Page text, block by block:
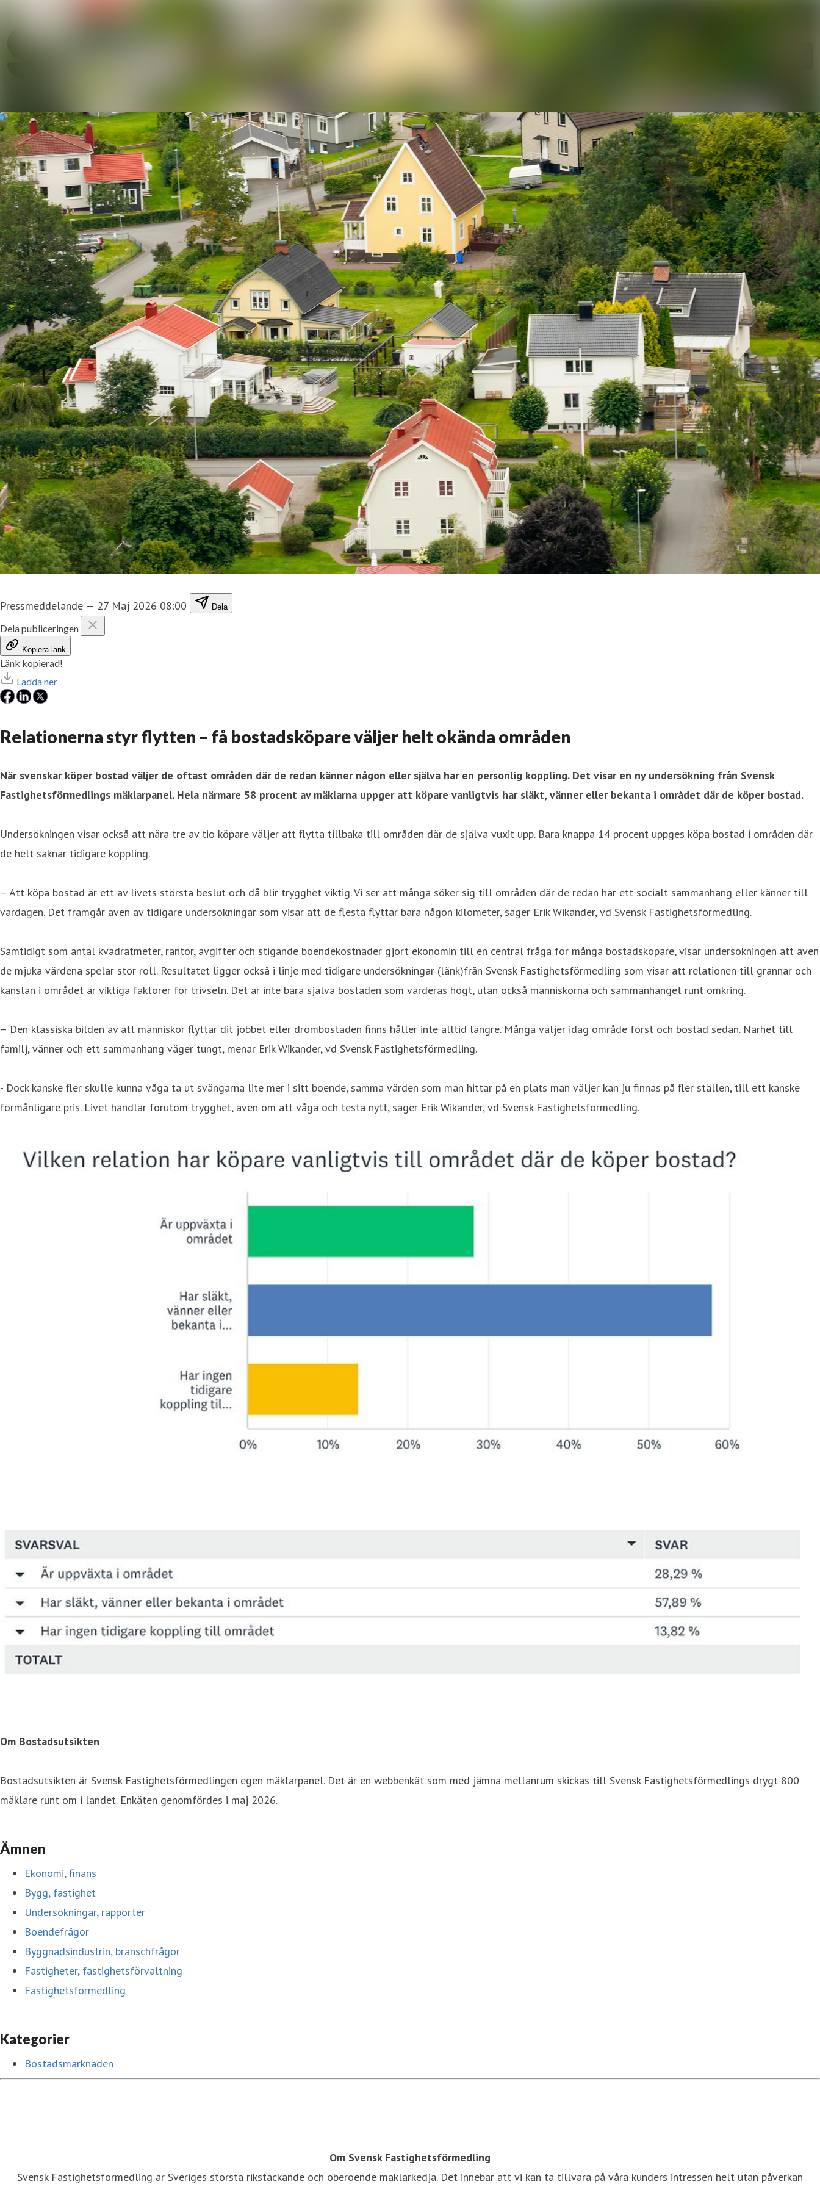
Pressmeddelande — 27 Maj 2026 08:00 Dela
Dela publiceringen
Kopiera länk
Länk kopierad!
Ladda ner
Relationerna styr flytten – få bostadsköpare väljer helt okända områden
När svenskar köper bostad väljer de oftast områden där de redan känner någon eller själva har en personlig koppling. Det visar en ny undersökning från Svensk
Fastighetsförmedlings mäklarpanel. Hela närmare 58 procent av mäklarna uppger att köpare vanligtvis har släkt, vänner eller bekanta i området där de köper bostad.
Undersökningen visar också att nära tre av tio köpare väljer att flytta tillbaka till områden där de själva vuxit upp. Bara knappa 14 procent uppges köpa bostad i områden där
de helt saknar tidigare koppling.
– Att köpa bostad är ett av livets största beslut och då blir trygghet viktig. Vi ser att många söker sig till områden där de redan har ett socialt sammanhang eller känner till
vardagen. Det framgår även av tidigare undersökningar som visar att de flesta flyttar bara någon kilometer, säger Erik Wikander, vd Svensk Fastighetsförmedling.
Samtidigt som antal kvadratmeter, räntor, avgifter och stigande boendekostnader gjort ekonomin till en central fråga för många bostadsköpare, visar undersökningen att även
de mjuka värdena spelar stor roll. Resultatet ligger också i linje med tidigare undersökningar (länk)från Svensk Fastighetsförmedling som visar att relationen till grannar och
känslan i området är viktiga faktorer för trivseln. Det är inte bara själva bostaden som värderas högt, utan också människorna och sammanhanget runt omkring.
– Den klassiska bilden av att människor flyttar dit jobbet eller drömbostaden finns håller inte alltid längre. Många väljer idag område först och bostad sedan. Närhet till
familj, vänner och ett sammanhang väger tungt, menar Erik Wikander, vd Svensk Fastighetsförmedling.
- Dock kanske fler skulle kunna våga ta ut svängarna lite mer i sitt boende, samma värden som man hittar på en plats man väljer kan ju finnas på fler ställen, till ett kanske
förmånligare pris. Livet handlar förutom trygghet, även om att våga och testa nytt, säger Erik Wikander, vd Svensk Fastighetsförmedling.
Om Bostadsutsikten
Bostadsutsikten är Svensk Fastighetsförmedlingen egen mäklarpanel. Det är en webbenkät som med jämna mellanrum skickas till Svensk Fastighetsförmedlings drygt 800
mäklare runt om i landet. Enkäten genomfördes i maj 2026.
Ämnen
Ekonomi, finans
Bygg, fastighet
Undersökningar, rapporter
Boendefrågor
Byggnadsindustrin, branschfrågor
Fastigheter, fastighetsförvaltning
Fastighetsförmedling
Kategorier
Bostadsmarknaden
Om Svensk Fastighetsförmedling
Svensk Fastighetsförmedling är Sveriges största rikstäckande och oberoende mäklarkedja. Det innebär att vi kan ta tillvara på våra kunders intressen helt utan påverkan